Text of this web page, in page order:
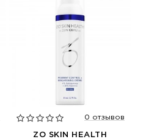
0 отзывов
ZO SKIN HEALTH